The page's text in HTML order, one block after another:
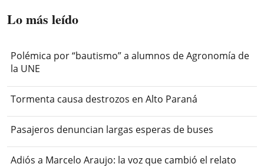
Lo más leído
Polémica por “bautismo” a alumnos de Agronomía de
la UNE
Tormenta causa destrozos en Alto Paraná
Pasajeros denuncian largas esperas de buses
Adiós a Marcelo Araujo: la voz que cambió el relato